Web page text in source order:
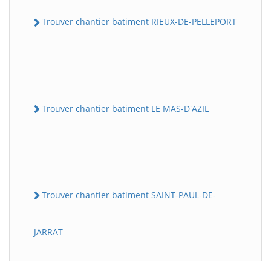
Trouver chantier batiment RIEUX-DE-PELLEPORT
Trouver chantier batiment LE MAS-D'AZIL
Trouver chantier batiment SAINT-PAUL-DE-
JARRAT